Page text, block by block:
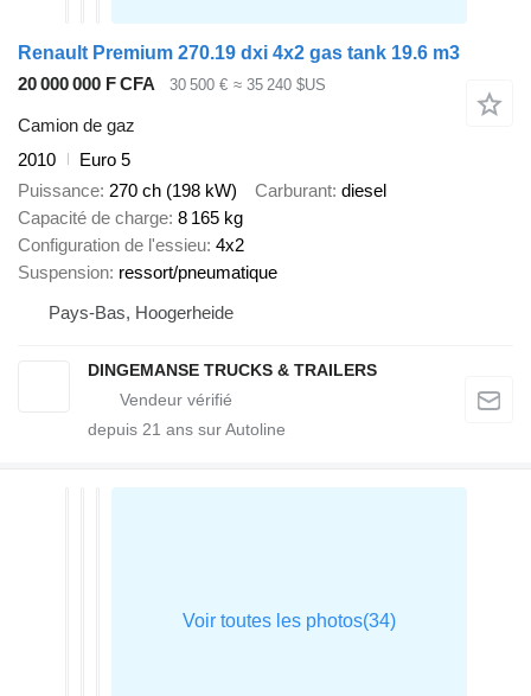
Renault Premium 270.19 dxi 4x2 gas tank 19.6 m3
20 000 000 F CFA
30 500 € ≈ 35 240 $US
Camion de gaz
2010
Euro 5
Puissance 270 ch (198 kW) Carburant diesel
Capacité de charge 8 165 kg
Configuration de l'essieu 4x2
Suspension ressort/pneumatique
Pays-Bas, Hoogerheide
DINGEMANSE TRUCKS & TRAILERS
depuis 21 ans sur Autoline